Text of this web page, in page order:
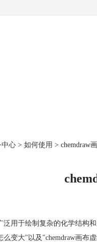
中心 > 如何使用 > chemdraw
泛用于绘制复杂的化学结
变大"以及"chemdraw画布